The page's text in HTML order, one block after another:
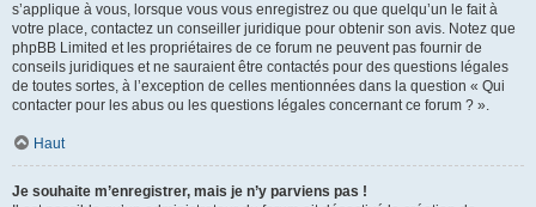
s’applique à vous, lorsque vous vous enregistrez ou que quelqu’un le fait à
votre place, contactez un conseiller juridique pour obtenir son avis. Notez que
phpBB Limited et les propriétaires de ce forum ne peuvent pas fournir de
conseils juridiques et ne sauraient être contactés pour des questions légales
de toutes sortes, à l’exception de celles mentionnées dans la question « Qui
contacter pour les abus ou les questions légales concernant ce forum ? ».
Haut
Je souhaite m’enregistrer, mais je n’y parviens pas !